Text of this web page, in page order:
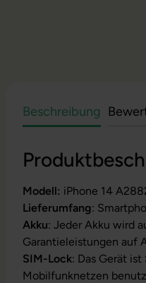
Beschreibung
Modell: iPhone 14
Lieferumfang:
Akku: Jeder Akku wird
Garantieleistungen auf
SIM-Lock: Das Gerät
Mobilfunknetzen